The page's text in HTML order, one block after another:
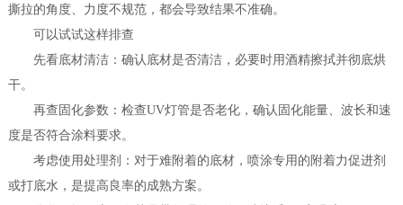
撕拉的角度、力度不规范，都会导致结果不准确。
可以试试这样排查
先看底材清洁：确认底材是否清洁，必要时用酒精擦拭并彻底烘
干。
再查固化参数：检查UV灯管是否老化，确认固化能量、波长和速
度是否符合涂料要求。
考虑使用处理剂：对于难附着的底材，喷涂专用的附着力促进剂
或打底水，是提高良率的成熟方案。